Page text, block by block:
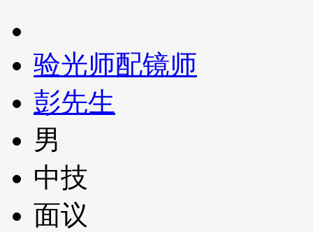
验光师配镜师
彭先生
男
中技
面议